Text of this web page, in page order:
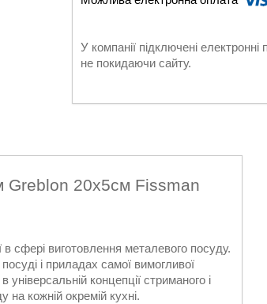
У компанії підключені
не покидаючи сайту.
Greblon 20х5см Fissman
в сфері виготовлення металевого посуду.
і приладах самої вимогливої
універсальній концепції стриманого і
на кожній окремій кухні.